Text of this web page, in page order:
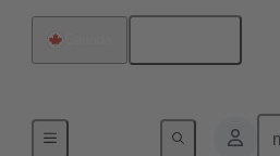
Cavaliers Han® ES à enficher